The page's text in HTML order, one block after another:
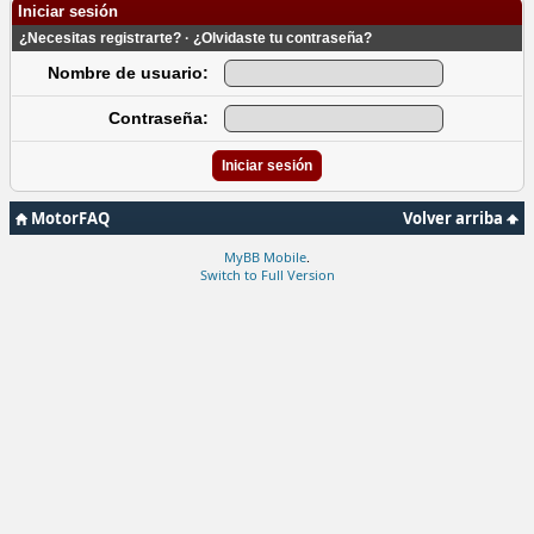
Iniciar sesión
¿Necesitas registrarte? · ¿Olvidaste tu contraseña?
Nombre de usuario:
Contraseña:
Volver arriba
MotorFAQ
MyBB Mobile
Switch to Full Version